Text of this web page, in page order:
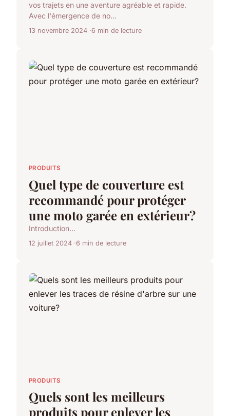
vos trajets en une aventure agréable et rapide.
Avec l'émergence de no...
13 novembre 2024 6 min de lecture
PRODUITS
Quel type de couverture est
recommandé pour protéger
une moto garée en extérieur?
Introduction...
12 juillet 2024 6 min de lecture
PRODUITS
Quels sont les meilleurs
produits pour enlever les